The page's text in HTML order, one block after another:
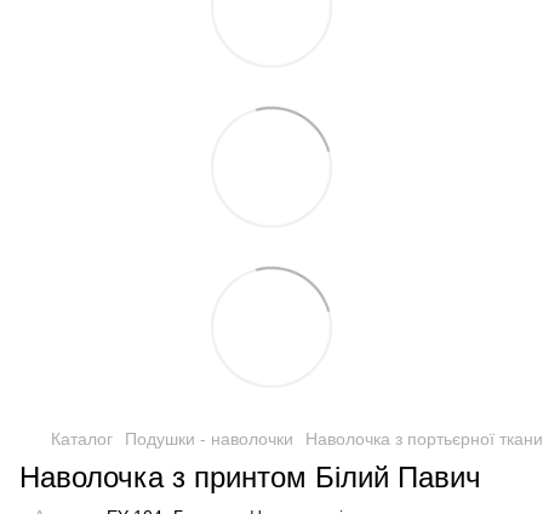
Каталог Подушки - наволочки Наволочка з портьєрної
Наволочка з принтом Білий Павич